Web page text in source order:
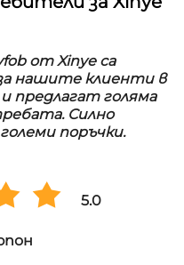
от Xinye са
нашите клиенти в
предлагат голяма
Силно
поръчки.
5.0